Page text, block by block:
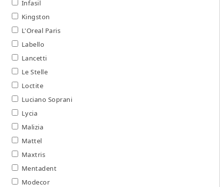
Infasil
Kingston
L'Oreal Paris
Labello
Lancetti
Le Stelle
Loctite
Luciano Soprani
Lycia
Malizia
Mattel
Maxtris
Mentadent
Modecor